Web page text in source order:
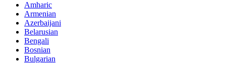
Amharic
Armenian
Azerbaijani
Belarusian
Bengali
Bosnian
Bulgarian